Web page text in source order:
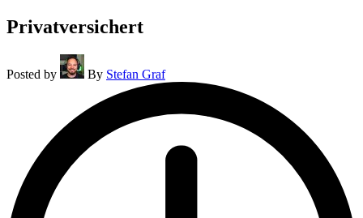
Privatversichert
Posted by By Stefan Graf